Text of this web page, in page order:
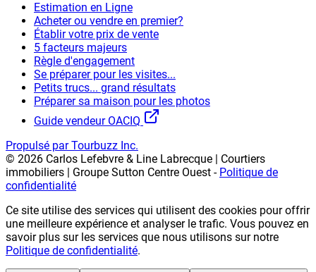
Estimation en Ligne
Acheter ou vendre en premier?
Établir votre prix de vente
5 facteurs majeurs
Règle d'engagement
Se préparer pour les visites...
Petits trucs... grand résultats
Préparer sa maison pour les photos
Guide vendeur OACIQ
Propulsé par Tourbuzz Inc.
© 2026 Carlos Lefebvre & Line Labrecque | Courtiers
immobiliers | Groupe Sutton Centre Ouest - Politique de
confidentialité
Ce site utilise des services qui utilisent des cookies pour offrir
une meilleure expérience et analyser le trafic. Vous pouvez en
savoir plus sur les services que nous utilisons sur notre
Politique de confidentialité.